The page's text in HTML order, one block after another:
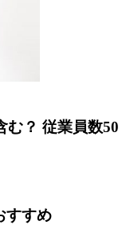
む？ 従業員数50
すすめ